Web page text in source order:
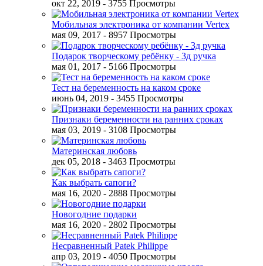
окт 22, 2019 - 3755 Просмотры
Мобильная электроника от компании Vertex
мая 09, 2017 - 8957 Просмотры
Подарок творческому ребёнку - 3д ручка
мая 01, 2017 - 5166 Просмотры
Тест на беременность на каком сроке
июнь 04, 2019 - 3455 Просмотры
Признаки беременности на ранних сроках
мая 03, 2019 - 3108 Просмотры
Материнская любовь
дек 05, 2018 - 3463 Просмотры
Как выбрать сапоги?
мая 16, 2020 - 2888 Просмотры
Новогодние подарки
мая 16, 2020 - 2802 Просмотры
Несравненный Patek Philippe
апр 03, 2019 - 4050 Просмотры